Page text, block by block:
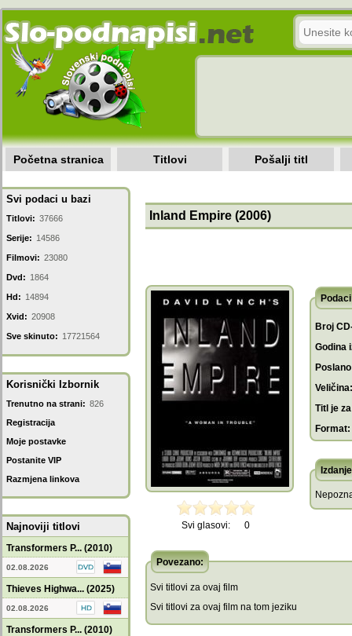
Početna stranica Titlovi Pošalji titl
Svi podaci u bazi
Titlovi: 37666
Serije: 14586
Filmovi: 23080
Dvd: 1864
Hd: 14894
Xvid: 20908
Sve skinuto: 17721564
Korisnički Izbornik
Trenutno na strani: 826
Registracija
Moje postavke
Postanite VIP
Razmjena linkova
Najnoviji titlovi
Transformers P... (2010)
02.08.2026
Thieves Highwa... (2025)
02.08.2026
Transformers P... (2010)
Inland Empire (2006)
Svi glasovi: 0
Broj
Godina
Veličina:
Titl je
Format:
Povezano:
Svi titlovi za ovaj film
Svi titlovi za ovaj film na tom jeziku